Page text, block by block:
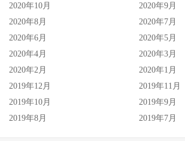
2020年10月
2020年9月
2020年8月
2020年7月
2020年6月
2020年5月
2020年4月
2020年3月
2020年2月
2020年1月
2019年12月
2019年11月
2019年10月
2019年9月
2019年8月
2019年7月